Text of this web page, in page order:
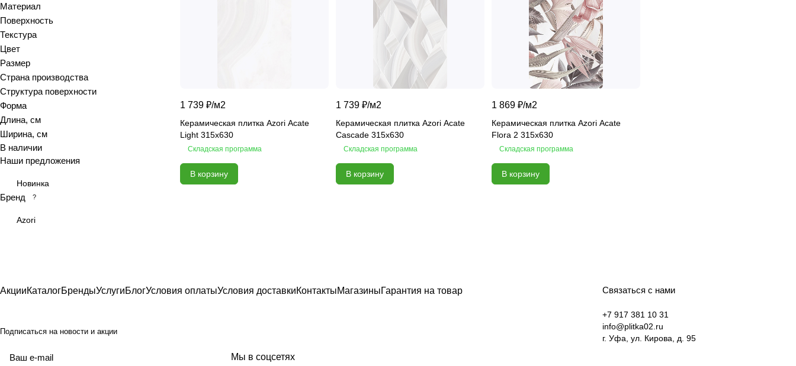
1 739 ₽/м2
Керамическая плитка Azori Acate
Light 315x630
Складская программа
В корзину
1 739 ₽/м2
Керамическая плитка Azori Acate
Cascade 315x630
Складская программа
В корзину
1 869 ₽/м2
Керамическая плитка Azori Acate
Flora 2 315x630
Складская программа
В корзину
Calacatta
Calacatta Fantasy
Calacatta Gold
Calacatta Grey
Calacatta Ivory
Calacatta royal
Calypso
Cariota
Carrara
Celia
Chateau
Colores
Ebri
Elegance
Материал
Поверхность
Текстура
Цвет
Размер
Страна производства
Структура поверхности
Форма
Длина, см
Ширина, см
В наличии
Наши предложения
Новинка
Бренд ?
Azori
АкцииКаталогБрендыУслугиБлогУсловия оплатыУсловия доставкиКонтактыМагазиныГарантия на товар
Подписаться на новости и акции
Мы в соцсетях
Связаться с нами
+7 917 381 10 31
info@plitka02.ru
г. Уфа, ул. Кирова, д. 95